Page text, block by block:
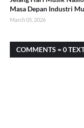
Masa Depan Industri
March 05, 2026
COMMENTS = 0